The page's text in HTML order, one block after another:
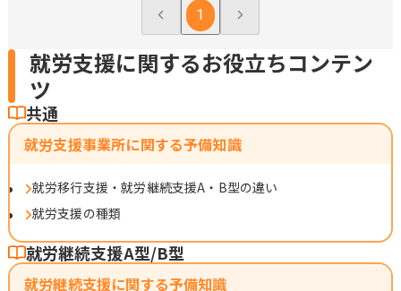
1
就労支援に関するお役立ちコンテン
ツ
共通
就労支援事業所に関する予備知識
就労移行支援・就労継続支援A・B型の違い
就労支援の種類
就労継続支援A型/B型
就労継続支援に関する予備知識